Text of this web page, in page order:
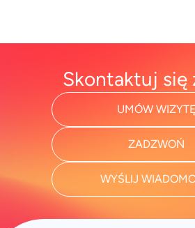
Skontaktuj się
UMÓW WIZYTĘ
ZADZWOŃ
WYŚLIJ